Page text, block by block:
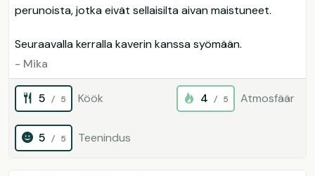
perunoista, jotka eivät sellaisilta aivan maistuneet.
Seuraavalla kerralla kaverin kanssa syömään.
- Mika
5 / 5 Köök 4 / 5 Atmosfäär
5 / 5 Teenindus